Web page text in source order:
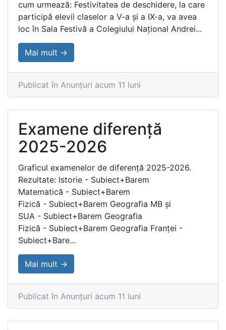
cum urmează: Festivitatea de deschidere, la care
participă elevii claselor a V-a și a IX-a, va avea
loc în Sala Festivă a Colegiului Național Andrei...
Mai mult →
Publicat în Anunțuri acum 11 luni
Examene diferență
2025-2026
Graficul examenelor de diferență 2025-2026.
Rezultate: Istorie - Subiect+Barem
Matematică - Subiect+Barem
Fizică - Subiect+Barem Geografia MB și
SUA - Subiect+Barem Geografia
Fizică - Subiect+Barem Geografia Franței -
Subiect+Bare...
Mai mult →
Publicat în Anunțuri acum 11 luni